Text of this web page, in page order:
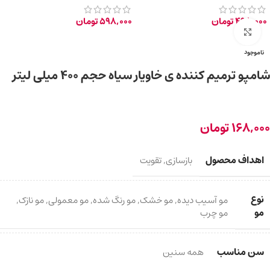
498,000تومان 598,000تومان
ناموجود
برای بزرگ‌نمایی کلیک کنید
شامپو ترمیم کننده ی خاویار سیاه حجم ۴۰۰ میلی لیتر
168,000تومان
اهداف محصول بازسازی,تقویت
نوع
مو
مو آسیب دیده,مو خشک,مو رنگ شده,مو معمولی,مو نازک,
مو چرب
سن مناسب همه سنین